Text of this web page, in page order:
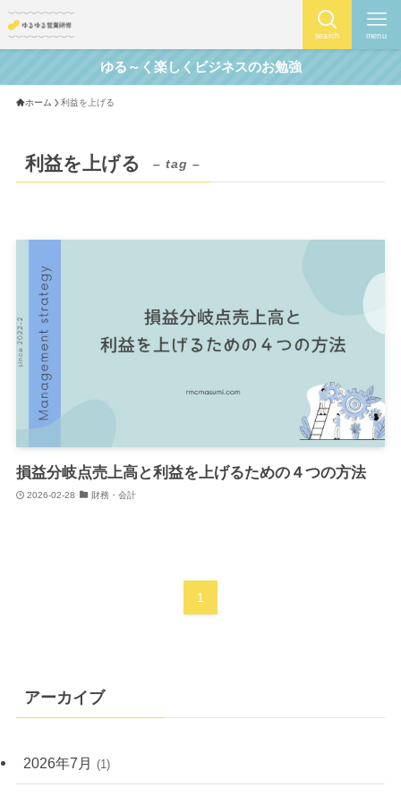
search menu
ゆる～く楽しくビジネスのお勉強
ホーム 利益を上げる
利益を上げる – tag –
損益分岐点売上高と利益を上げるための４つの方法
2026-02-28 財務・会計
1
アーカイブ
2026年7月 (1)